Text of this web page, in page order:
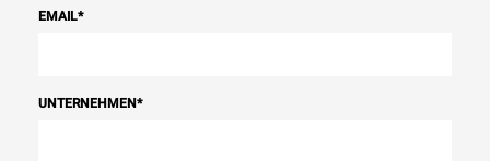
EMAIL*
UNTERNEHMEN*